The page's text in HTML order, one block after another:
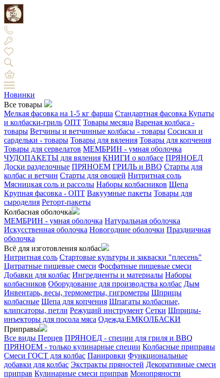
Новинки
Все товары
Мелкая фасовка на 1-5 кг фарша Стандартная фасовка Купаты
и колбаски-гриль ОПТ Товары месяца Вареная колбаса -
товары Ветчины и ветчинные колбасы - товары Сосиски и
сардельки - товары Товары для вяления Товары для копчения
Товары для сервелатов МЕМБРИН - умная оболочка
ЧУДОПАКЕТЫ для вяления КНИГИ о колбасе ПРЯНОЕД
Доски разделочные ПРЯНОЕМ ГРИЛЬ и BBQ Старты для
колбас и ветчин Старты для овощей Нитритная соль
Мясницкая соль и рассолы Наборы колбасников Щепа
Крупная фасовка - ОПТ Вакуумные пакеты Товары для
сыроделия Реторт-пакеты
Колбасная оболочка
МЕМБРИН - умная оболочка Натуральная оболочка
Искусственная оболочка Новогодние оболочки Праздничная
оболочка
Всё для изготовления колбас
Нитритная соль Стартовые культуры и закваски "плесень"
Цитратные пищевые смеси Фосфатные пищевые смеси
Добавки для колбас Ингредиенты и материалы Наборы
колбасников Оборудование для производства колбас Дым
Инвентарь, весы, термометры, гигрометры Шприцы
колбасные Щепа для копчения Шпагаты колбасные,
клипсаторы, петли Режущий инструмент Сетки Шприцы-
инъекторы для посола мяса Одежда ЕМКОЛБАСКИ
Приправы
Все виды Перцев ПРЯНОЕД - специи для гриля и BBQ
ПРЯНОЕМ - только кулинарные специи Колбасные приправы
Смеси ГОСТ для колбас Панировки Функциональные
добавки для колбас Экстракты пряностей Декоративные смеси
приправ Кулинарные смеси приправ Монопряности